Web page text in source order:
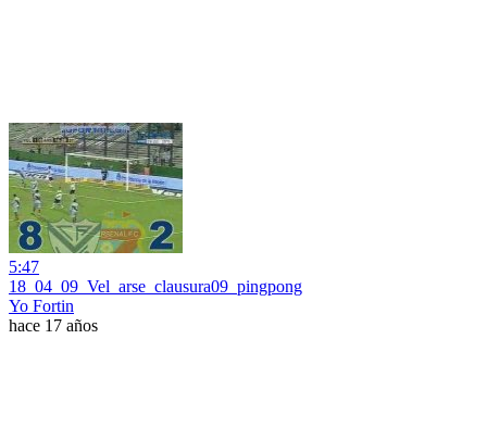
5:47
18_04_09_Vel_arse_clausura09_pingpong
Yo Fortin
hace 17 años